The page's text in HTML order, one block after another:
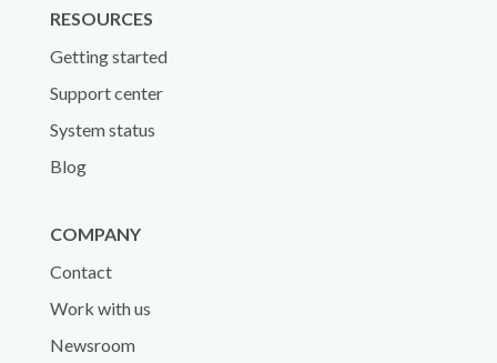
RESOURCES
Getting started
Support center
System status
Blog
COMPANY
Contact
Work with us
Newsroom